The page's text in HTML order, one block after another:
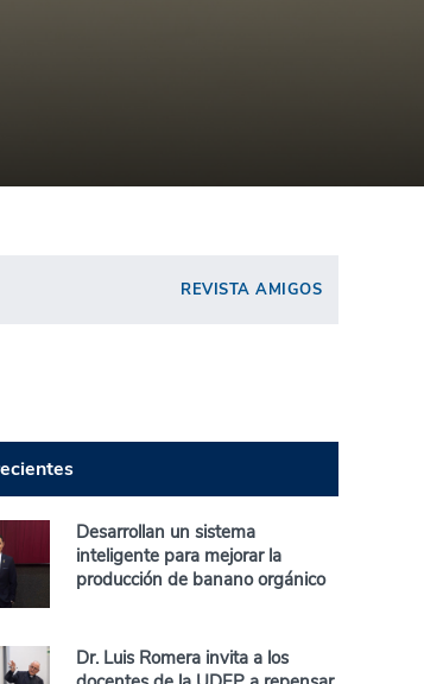
REVISTA AMIGOS
Desarrollan un sistema
inteligente para mejorar la
producción de banano orgánico
Dr. Luis Romera invita a los